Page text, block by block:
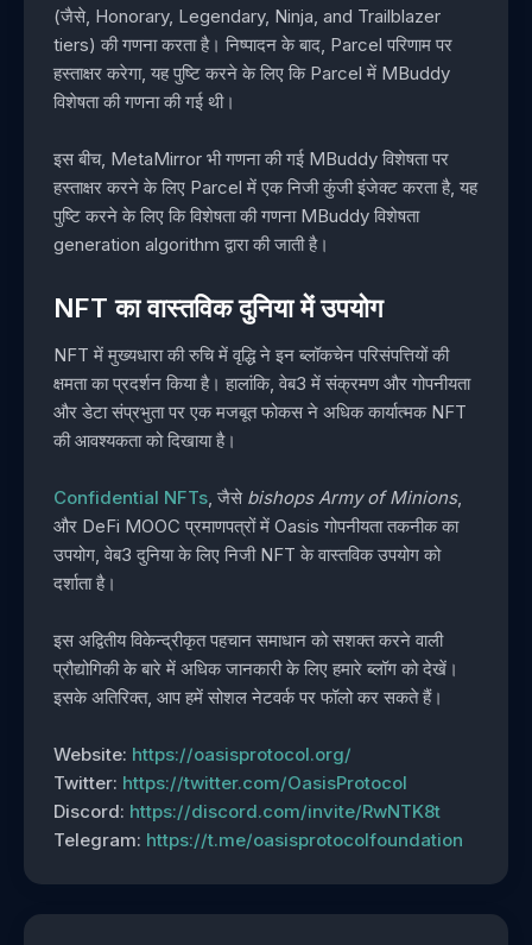
(जैसे, Honorary, Legendary, Ninja, and Trailblazer
tiers) की गणना करता है। निष्पादन के बाद, Parcel परिणाम पर
हस्ताक्षर करेगा, यह पुष्टि करने के लिए कि Parcel में MBuddy
विशेषता की गणना की गई थी।
इस बीच, MetaMirror भी गणना की गई MBuddy विशेषता पर
हस्ताक्षर करने के लिए Parcel में एक निजी कुंजी इंजेक्ट करता है, यह
पुष्टि करने के लिए कि विशेषता की गणना MBuddy विशेषता
generation algorithm द्वारा की जाती है।
NFT का वास्तविक दुनिया में उपयोग
NFT में मुख्यधारा की रुचि में वृद्धि ने इन ब्लॉकचेन परिसंपत्तियों की
क्षमता का प्रदर्शन किया है। हालांकि, वेब3 में संक्रमण और गोपनीयता
और डेटा संप्रभुता पर एक मजबूत फोकस ने अधिक कार्यात्मक NFT
की आवश्यकता को दिखाया है।
Confidential NFTs, जैसे bishops Army of Minions,
और DeFi MOOC प्रमाणपत्रों में Oasis गोपनीयता तकनीक का
उपयोग, वेब3 दुनिया के लिए निजी NFT के वास्तविक उपयोग को
दर्शाता है।
इस अद्वितीय विकेन्द्रीकृत पहचान समाधान को सशक्त करने वाली
प्रौद्योगिकी के बारे में अधिक जानकारी के लिए हमारे ब्लॉग को देखें।
इसके अतिरिक्त, आप हमें सोशल नेटवर्क पर फॉलो कर सकते हैं।
Website: https://oasisprotocol.org/
Twitter: https://twitter.com/OasisProtocol
Discord: https://discord.com/invite/RwNTK8t
Telegram: https://t.me/oasisprotocolfoundation